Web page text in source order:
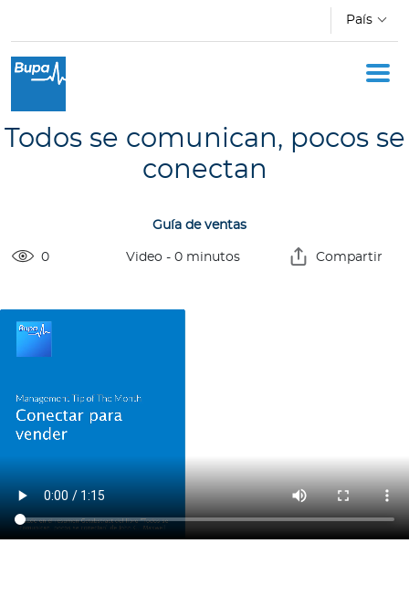
País
Oficina Móvil
z
r
Ingresar a Mi Bupa
Para Agentes
Todos se comunican, pocos se
conectan
Guía de ventas
0 Video - 0minutos Compartir